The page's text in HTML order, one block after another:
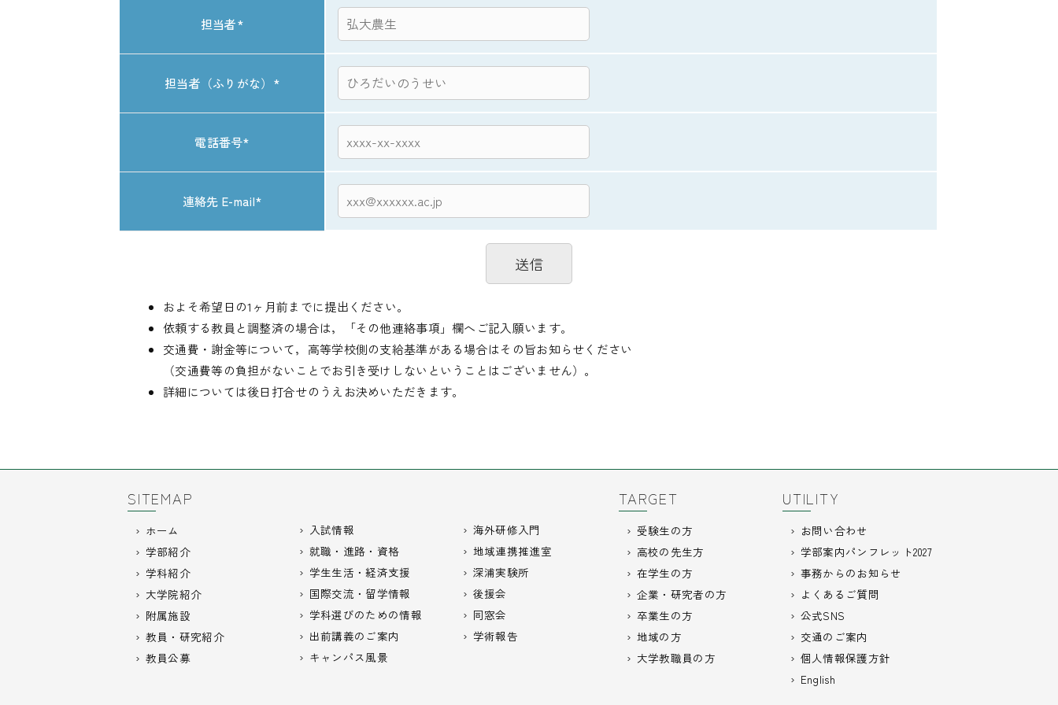
担当者*
担当者（ふりがな） *
電話番号*
連絡先 E-mail*
およそ希望日の1ヶ月前までに提出ください。
依頼する教員と調整済の場合は，「その他連絡事項」欄へご記入願います。
交通費・謝金等について，高等学校側の支給基準がある場合はその旨お知らせください
（交通費等の負担がないことでお引き受けしないということはございません）。
詳細については後日打合せのうえお決めいただきます。
SITEMAP
ホーム
学部紹介
学科紹介
大学院紹介
附属施設
教員・研究紹介
教員公募
入試情報
就職・進路・資格
学生生活・経済支援
国際交流・留学情報
学科選びのための情報
出前講義のご案内
キャンパス風景
海外研修入門
地域連携推進室
深浦実験所
後援会
同窓会
学術報告
TARGET
受験生の方
高校の先生方
在学生の方
企業・研究者の方
卒業生の方
地域の方
大学教職員の方
UTILITY
お問い合わせ
学部案内パンフレット2027
事務からのお知らせ
よくあるご質問
公式SNS
交通のご案内
個人情報保護方針
English